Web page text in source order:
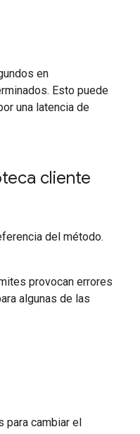
en
Esto puede
una latencia de
cliente
del método.
provocan errores
algunas de las
para cambiar el